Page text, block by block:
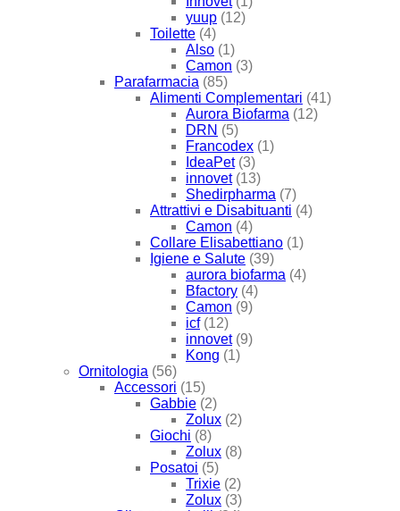
yuup (12)
Toilette (4)
Also (1)
Camon (3)
Parafarmacia (85)
Alimenti Complementari (41)
Aurora Biofarma (12)
DRN (5)
Francodex (1)
IdeaPet (3)
innovet (13)
Shedirpharma (7)
Attrattivi e Disabituanti (4)
Camon (4)
Collare Elisabettiano (1)
Igiene e Salute (39)
aurora biofarma (4)
Bfactory (4)
Camon (9)
icf (12)
innovet (9)
Kong (1)
Ornitologia (56)
Accessori (15)
Gabbie (2)
Zolux (2)
Giochi (8)
Zolux (8)
Posatoi (5)
Trixie (2)
Zolux (3)